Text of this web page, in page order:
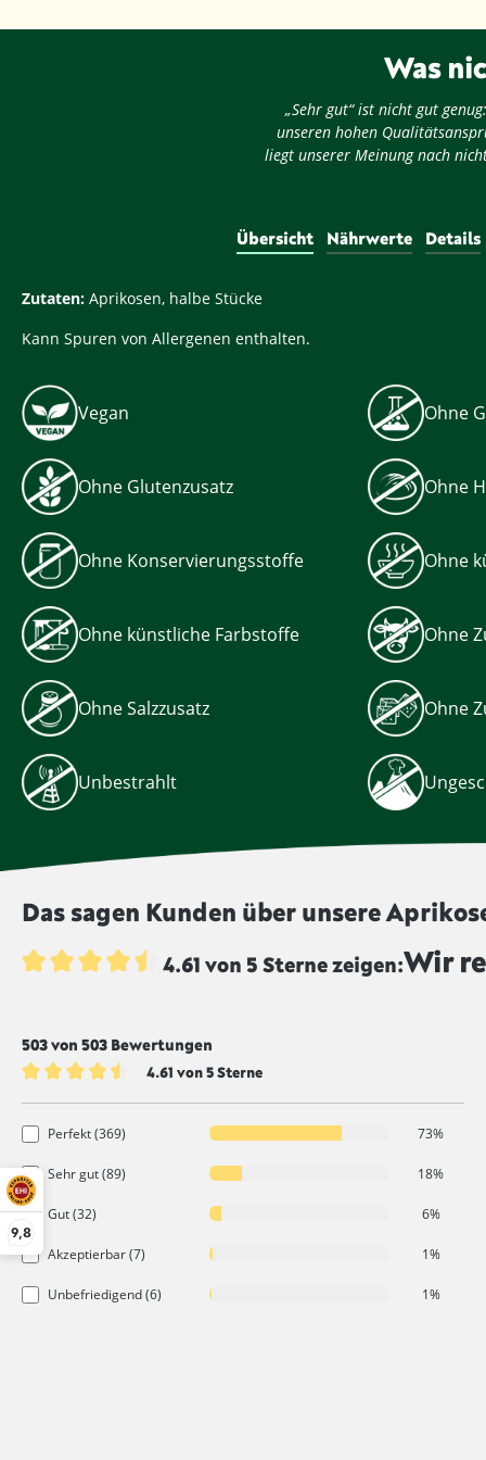
9,8
Was
„Sehr gut“ ist nicht gut
unseren hohen
liegt unserer Meinung nach
Übersicht Nährwerte Details
Zutaten: Aprikosen, halbe Stücke
Kann Spuren von Allergenen enthalten.
Vegan Ohne
Ohne Glutenzusatz Ohne
Ohne Konservierungsstoffe Ohne
Ohne künstliche Farbstoffe Ohne
Ohne Salzzusatz Ohne
Unbestrahlt
Das sagen Kunden über unsere
4.61 von 5 Sterne zeigen:Wir
503 von 503 Bewertungen
4.61 von 5 Sterne
Perfekt (369) 73%
Sehr gut (89) 18%
Gut (32) 6%
Akzeptierbar (7) 1%
Unbefriedigend (6) 1%